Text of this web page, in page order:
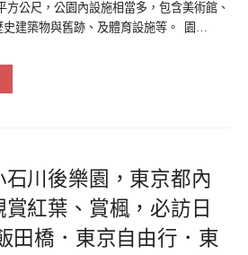
方公尺，公園內設施相當多，包含美術館、
史建築物與舊跡、及體育設施等。 園…
石川後樂園，東京都內
紅葉、賞楓，必訪日
田橋．東京自由行．東